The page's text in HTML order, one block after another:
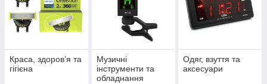
Краса, здоров’я та
гігієна
Музичні
інструменти та
обладнання
Одяг, взуття та
аксесуари